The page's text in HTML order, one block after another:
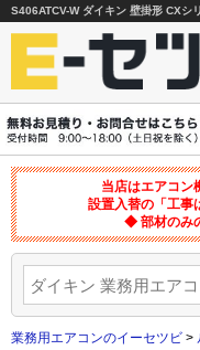
S406ATCV-W ダイキン 壁掛形 CXシ
当店はエアコン
設置入替の「工事
◆ 部材のみ
業務用エアコンのイーセツビ >